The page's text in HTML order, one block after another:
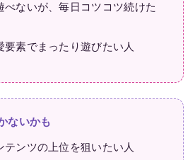
べないが、毎日コツコツ続けた
要素でまったり遊びたい人
ないかも
テンツの上位を狙いたい人